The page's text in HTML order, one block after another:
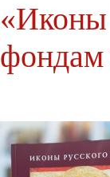
«Иконы
фондам